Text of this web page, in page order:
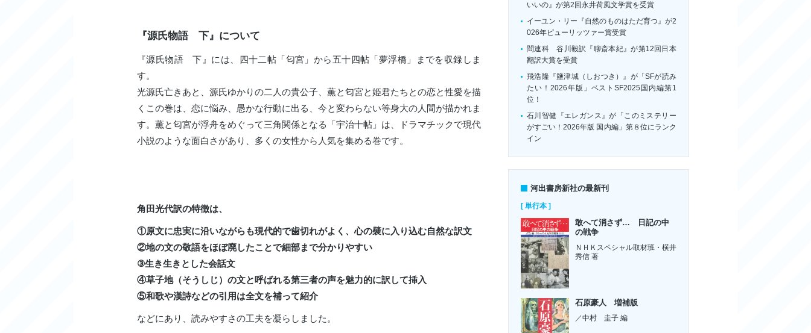
『源氏物語 下』について
『源氏物語 下』には、四十二帖「匂宮」から五十四帖「夢浮橋」までを収録しま
す。
光源氏亡きあと、源氏ゆかりの二人の貴公子、薫と匂宮と姫君たちとの恋と性愛を描
くこの巻は、恋に悩み、愚かな行動に出る、今と変わらない等身大の人間が描かれま
す。薫と匂宮が浮舟をめぐって三角関係となる「宇治十帖」は、ドラマチックで現代
小説のような面白さがあり、多くの女性から人気を集める巻です。
角田光代訳の特徴は、
①原文に忠実に沿いながらも現代的で歯切れがよく、心の襞に入り込む自然な訳文
②地の文の敬語をほぼ廃したことで細部まで分かりやすい
③生き生きとした会話文
④草子地（そうしじ）の文と呼ばれる第三者の声を魅力的に訳して挿入
⑤和歌や漢詩などの引用は全文を補って紹介
などにあり、読みやすさの工夫を凝らしました。
いいの』が第2回永井荷風文学賞を受賞
イーユン・リー『自然のものはただ育つ』が2
026年ピューリッツァー賞受賞
閻連科 谷川毅訳『聊斎本紀』が第12回日本
翻訳大賞を受賞
飛浩隆『鹽津城（しおつき）』が「SFが読み
たい！2026年版」ベストSF2025国内編第1
位！
石川智健『エレガンス』が「このミステリー
がすごい！2026年版 国内編」第８位にランク
イン
河出書房新社の最新刊
[ 単行本 ]
敢へて消さず… 日記の中
の戦争
ＮＨＫスペシャル取材班・横井
秀信 著
石原豪人 増補版
／中村 圭子 編